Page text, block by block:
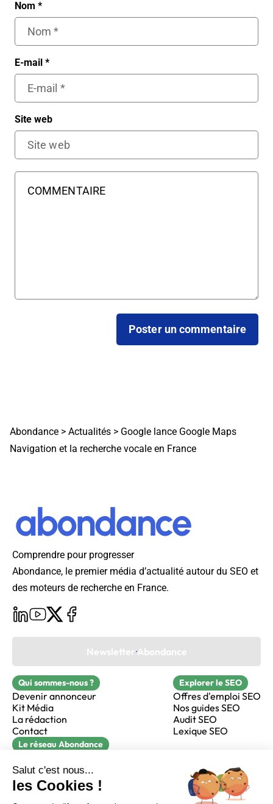
Nom *
E-mail *
Site web
Abondance > Actualités > Google lance Google Maps
Navigation et la recherche vocale en France
Comprendre pour progresser
Abondance, le premier média d’actualité autour du SEO et
des moteurs de recherche en France.
Newsletter Abondance
Qui sommes-nous ?
Devenir annonceur
Kit Média
La rédaction
Contact
Explorer le SEO
Offres d'emploi SEO
Nos guides SEO
Audit SEO
Lexique SEO
Le réseau Abondance
Réacteur
alfie formation